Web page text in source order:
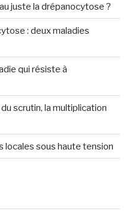
juste la drépanocytose ?
: deux maladies
qui résiste à
scrutin, la multiplication
locales sous haute tension